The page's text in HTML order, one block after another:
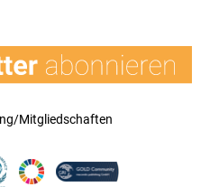
Mitgliedschaften